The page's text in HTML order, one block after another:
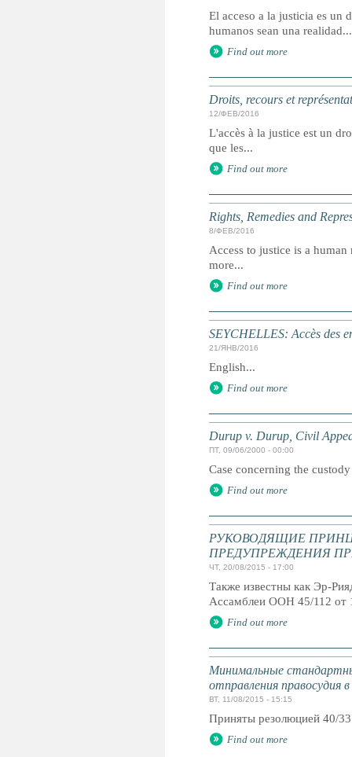
El acceso a la justicia es un
humanos sean una realidad...
Find out more
Droits, recours et
12/ФЕВ/2016
L'accès à la justice est un
que les...
Find out more
Rights, Remedies and
8/ФЕВ/2016
Access to justice is a
more...
Find out more
SEYCHELLES: Accès des
21/ЯНВ/2016
English...
Find out more
Durup v. Durup, Civil
ПТ, 09/06/2000 - 00:00
Case concerning the
Find out more
РУКОВОДЯЩИЕ
ПРЕДУПРЕЖДЕНИЯ
ЧТ, 20/08/2015 - 17:00
Также известны как Эр-
Ассамблеи ООН 45/112 от
Find out more
Минимальные
отправления правосудия
ВТ, 11/08/2015 - 15:15
Приняты резолюцией 40/
Find out more